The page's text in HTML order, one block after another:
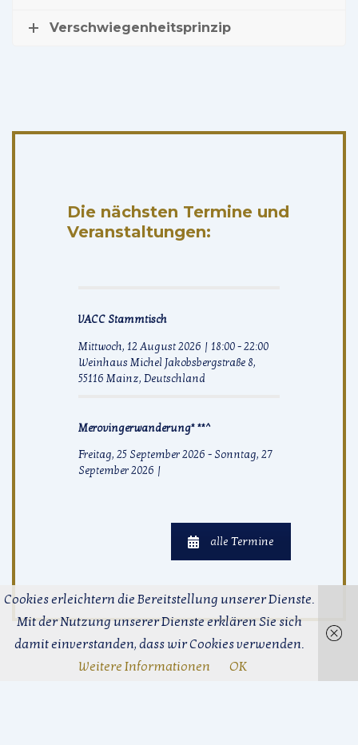
Verschwiegenheitsprinzip
Die nächsten Termine und
Veranstaltungen:
VACC Stammtisch
Mittwoch, 12 August 2026 | 18:00-22:00
Weinhaus Michel Jakobsbergstraße 8,
55116 Mainz, Deutschland
Merovingerwanderung* **^
Freitag, 25 September 2026 - Sonntag, 27
September 2026 |
alle Termine
Cookies erleichtern die Bereitstellung unserer Dienste.
Mit der Nutzung unserer Dienste erklären Sie sich
damit einverstanden, dass wir Cookies verwenden.
Weitere Informationen
OK